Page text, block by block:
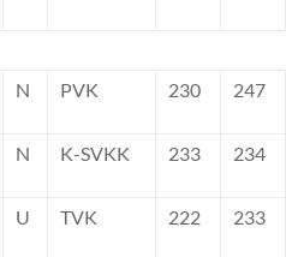
N PVK 230 247
N K-SVKK 233 234
U TVK 222 233